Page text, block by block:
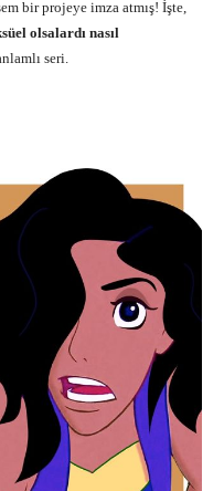
bir projeye imza atmış! İşte,
olsalardı nasıl
seri.